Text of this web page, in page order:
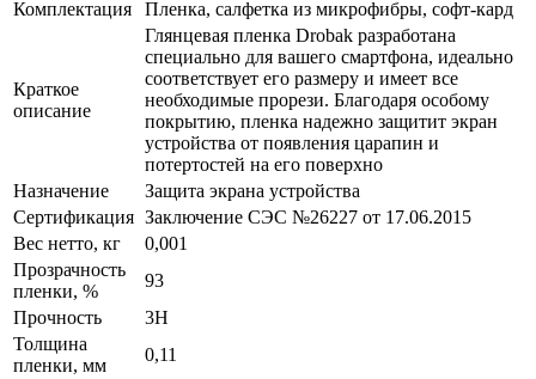
Комплектация
Пленка, салфетка из микрофибры, софт-кард
Краткое
описание
Глянцевая пленка Drobak разработана
специально для вашего смартфона, идеально
соответствует его размеру и имеет все
необходимые прорези. Благодаря особому
покрытию, пленка надежно защитит экран
устройства от появления царапин и
потертостей на его поверхно
Назначение
Защита экрана устройства
Сертификация Заключение СЭС №26227 от 17.06.2015
Вес нетто, кг
0,001
Прозрачность
пленки, %
93
Прочность
3H
Толщина
пленки, мм
0,11